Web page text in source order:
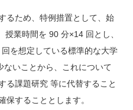
るため、特例措置として、始
業時間を 90 分×14 回とし、
を想定している標準的な大学
ないことから、これについて
る課題研究 等に代替すること
保することとします。